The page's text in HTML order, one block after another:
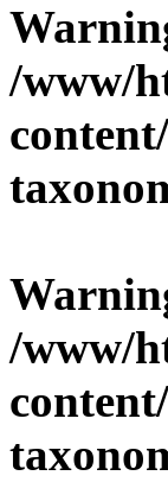
/www/
/www/